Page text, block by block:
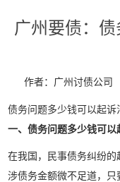
广州要债：
作者：广州讨债公司
债务问题多少钱可以起诉
一、债务问题多少钱可以
在我国，民事债务纠纷
涉债务金额微不足道，